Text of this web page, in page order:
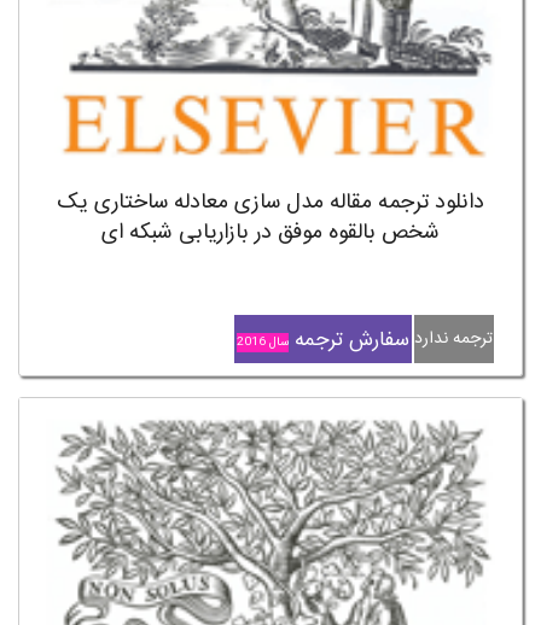
دانلود ترجمه مقاله مدل سازی معادله ساختاری یک
شخص بالقوه موفق در بازاریابی شبکه ای
ترجمه ندارد سفارش ترجمه سال 2016